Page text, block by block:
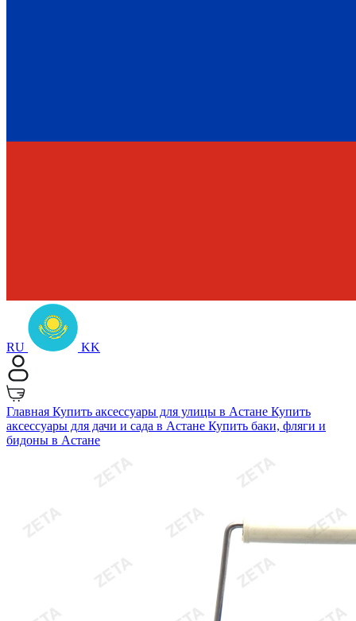
RU KK
Главная Купить аксессуары для улицы в Астане Купить
аксессуары для дачи и сада в Астане Купить баки, фляги и
бидоны в Астане